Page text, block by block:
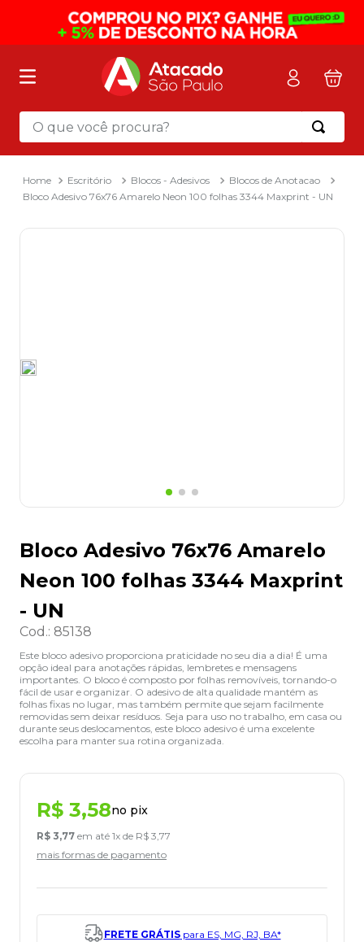
O que você procura?
Escritório Blocos - Adesivos
Blocos de Anotacao
Bloco Adesivo 76x76 Amarelo Neon 100 folhas 3344 Maxprint - UN
Bloco Adesivo 76x76 Amarelo
Neon 100 folhas 3344 Maxprint
- UN
Cod.: 85138
Este bloco adesivo proporciona praticidade no seu dia a dia! É uma
opção ideal para anotações rápidas, lembretes e mensagens
importantes. O bloco é composto por folhas removíveis, tornando-o
fácil de usar e organizar. O adesivo de alta qualidade mantém as
folhas fixas no lugar, mas também permite que sejam facilmente
removidas sem deixar resíduos. Seja para uso no trabalho, em casa ou
durante seus deslocamentos, este bloco adesivo é uma excelente
escolha para manter sua rotina organizada.
R$ 3,58no pix
R$ 3,77 em até 1x de R$ 3,77
mais formas de pagamento
FRETE GRÁTISpara ES, MG, RJ, BA*
Termos mais buscados
mochila
2º sacola
3º papel toalha
8